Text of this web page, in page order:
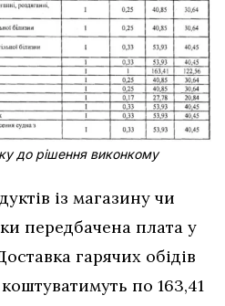
до рішення виконкому
із магазину чи
передбачена плата у
гарячих обідів
по 163,41